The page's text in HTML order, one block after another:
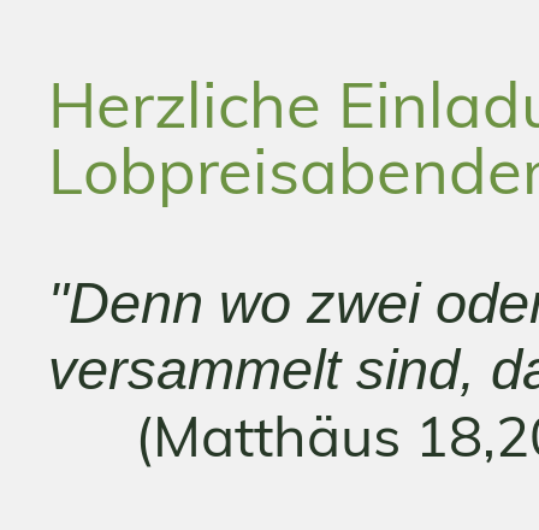
Herzliche
"Denn wo zwei
versammelt sind,
(Matthäus